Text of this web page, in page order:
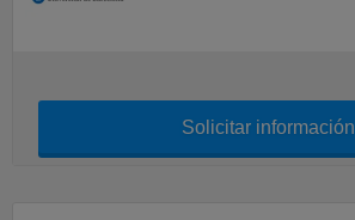
Solicitar información